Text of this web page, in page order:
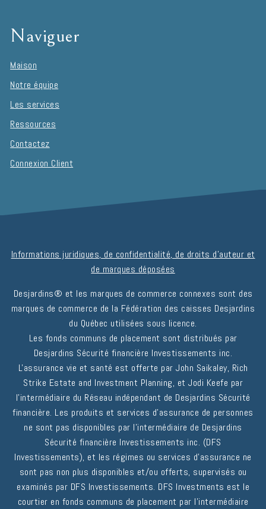
Naviguer
Maison
Notre équipe
Les services
Ressources
Contactez
Connexion Client
Informations juridiques, de confidentialité, de droits d'auteur et
de marques déposées
Desjardins® et les marques de commerce connexes sont des
marques de commerce de la Fédération des caisses Desjardins
du Québec utilisées sous licence.
Les fonds communs de placement sont distribués par
Desjardins Sécurité financière Investissements inc.
L'assurance vie et santé est offerte par John Saikaley, Rich
Strike Estate and Investment Planning, et Jodi Keefe par
l'intermédiaire du Réseau indépendant de Desjardins Sécurité
financière. Les produits et services d'assurance de personnes
ne sont pas disponibles par l'intermédiaire de Desjardins
Sécurité financière Investissements inc. (DFS
Investissements), et les régimes ou services d'assurance ne
sont pas non plus disponibles et/ou offerts, supervisés ou
examinés par DFS Investissements. DFS Investments est le
courtier en fonds communs de placement par l'intermédiaire